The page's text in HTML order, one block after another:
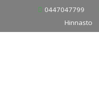
content
0447047799
Hinnasto